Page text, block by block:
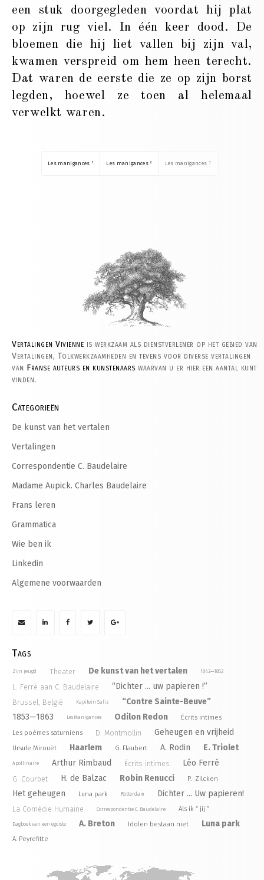
een stuk doorgegleden voordat hij plat
op zijn rug viel. In één keer dood. De
bloemen die hij liet vallen bij zijn val,
kwamen verspreid om hem heen terecht.
Dat waren de eerste die ze op zijn borst
legden, hoewel ze toen al helemaal
verwelkt waren.
Les manigances ¹ Les manigances ² Les manigances ³
Vertalingen Vivienne is werkzaam als dienstverlener op het gebied van
Vertalingen, Tolkwerkzaamheden en tevens voor diverse vertalingen
van Franse auteurs en kunstenaars waarvan u er hier een aantal kunt
vinden.
Categorieën
De kunst van het vertalen
Vertalingen
Correspondentie C. Baudelaire
Madame Aupick. Charles Baudelaire
Frans leren
Grammatica
Wie ben ik
Linkedin
Algemene voorwaarden
Tags
Zijn jeugd Theater De kunst van het vertalen 1842—1852
L. Ferré aan C. Baudelaire “Dichter ... uw papieren !”
Brussel, België Kapitein Saliz
“Contre Sainte-Beuve”
1853—1863
Les Manigances Odilon Redon
Écrits intimes
Les poèmes saturniens
D. Montmollin Geheugen en vrijheid
Ursule Mirouët Haarlem G. Flaubert A. Rodin E. Triolet
Apollinaire Arthur Rimbaud Écrits intimes Léo Ferré
G. Courbet H. de Balzac Robin Renucci P. Zilcken
Het geheugen Luna park Rotterdam Dichter ... Uw papieren!
La Comédie Humaine Correspondentie C. Baudelaire Als ik “ jij ”
Dagboek van een egoïste A. Breton Idolen bestaan niet Luna park
A. Peyrefitte